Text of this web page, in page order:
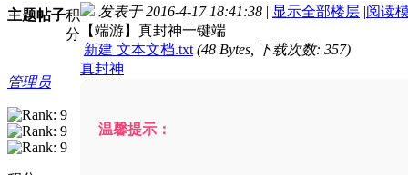
主题帖子积
分
管理员
发表于 2016-4-17 18:41:38 | 显示全部楼层 |阅读
【端游】真封神一键端
新建 文本文档.txt (48 Bytes, 下载次数: 357)
真封神
温馨提示：